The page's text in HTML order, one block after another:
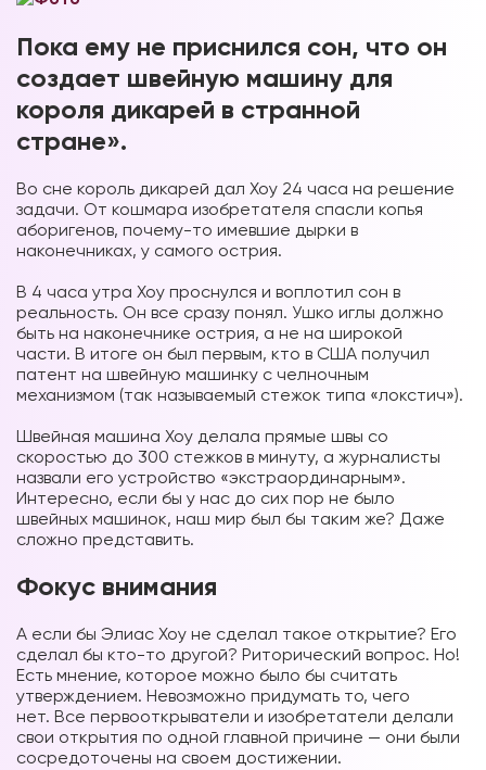
Пока ему не приснился сон, что он
создает швейную машину для
короля дикарей в странной
стране».
Во сне король дикарей дал Хоу 24 часа на решение
задачи. От кошмара изобретателя спасли копья
аборигенов, почему-то имевшие дырки в
наконечниках, у самого острия.
В 4 часа утра Хоу проснулся и воплотил сон в
реальность. Он все сразу понял. Ушко иглы должно
быть на наконечнике острия, а не на широкой
части. В итоге он был первым, кто в США получил
патент на швейную машинку с челночным
механизмом (так называемый стежок типа «локстич»).
Швейная машина Хоу делала прямые швы со
скоростью до 300 стежков в минуту, а журналисты
назвали его устройство «экстраординарным».
Интересно, если бы у нас до сих пор не было
швейных машинок, наш мир был бы таким же? Даже
сложно представить.
Фокус внимания
А если бы Элиас Хоу не сделал такое открытие? Его
сделал бы кто-то другой? Риторический вопрос. Но!
Есть мнение, которое можно было бы считать
утверждением. Невозможно придумать то, чего
нет. Все первооткрыватели и изобретатели делали
свои открытия по одной главной причине — они были
сосредоточены на своем достижении.